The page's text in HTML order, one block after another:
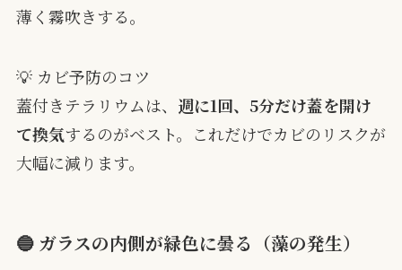
薄く霧吹きする。
💡 カビ予防のコツ
蓋付きテラリウムは、 週に1回、5分だけ蓋を開け
て換気するのがベスト。これだけでカビのリスクが
大幅に減ります。
🔵 ガラスの内側が緑色に曇る（藻の発生）